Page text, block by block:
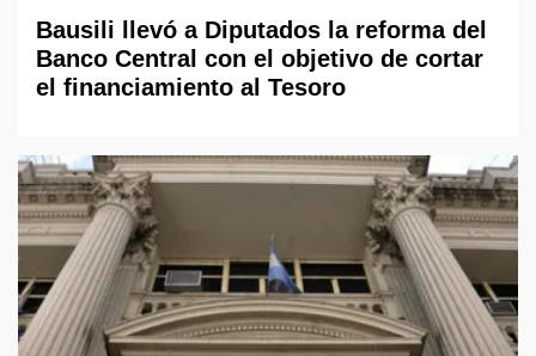
Bausili llevó a Diputados la reforma del
Banco Central con el objetivo de cortar
el financiamiento al Tesoro